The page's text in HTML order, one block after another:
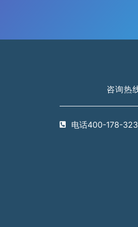
咨询热
电话400-178-